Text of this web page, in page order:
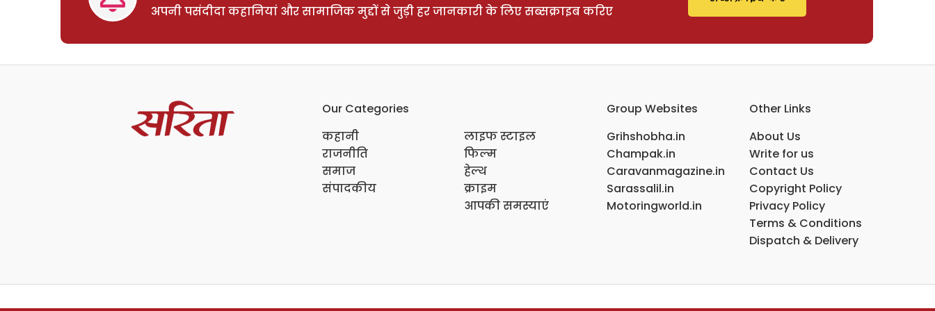
अपनी पसंदीदा कहानियां और सामाजिक मुद्दों से जुड़ी हर जानकारी के लिए सब्सक्राइब करिए
Our Categories
कहानी
राजनीति
समाज
संपादकीय
लाइफ स्टाइल
फिल्म
हेल्थ
क्राइम
आपकी समस्याएं
Group Websites
Grihshobha.in
Champak.in
Caravanmagazine.in
Sarassalil.in
Motoringworld.in
Other Links
About Us
Write for us
Contact Us
Copyright Policy
Privacy Policy
Terms & Conditions
Dispatch & Delivery